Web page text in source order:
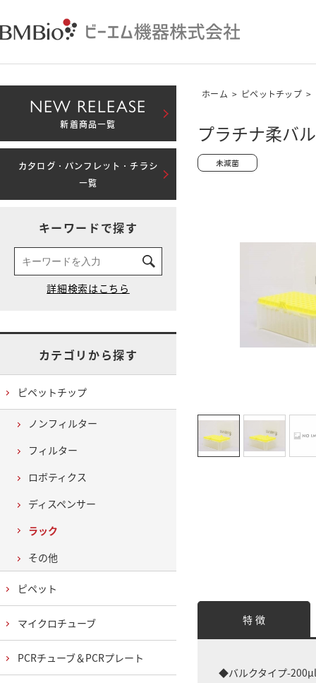
ホーム > ピペットチップ >
プラチナ柔バ
特 徴
◆バルクタイプ-
NEW RELEASE
新着商品一覧
カタログ・パンフレット・チラシ
一覧
キーワードで探す
カテゴリから探す
ピペットチップ
ノンフィルター
フィルター
ロボティクス
ディスペンサー
ラック
その他
ピペット
マイクロチューブ
PCRチューブ＆PCRプレート